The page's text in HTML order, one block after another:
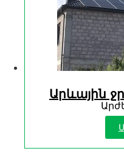
Արևային